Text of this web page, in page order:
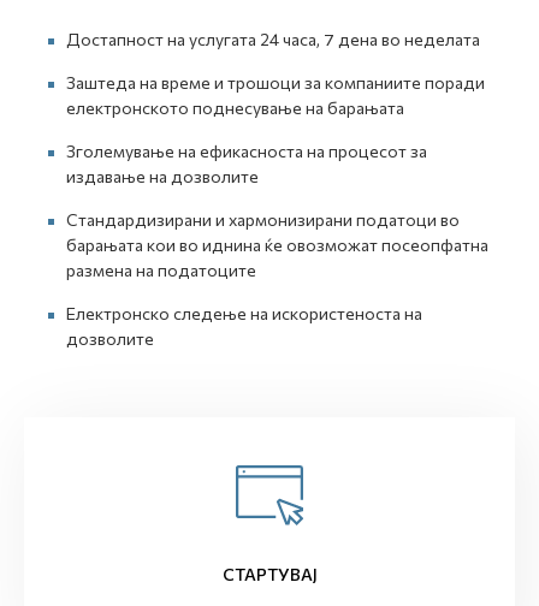
Достапност на услугата 24 часа, 7 дена во неделата
Заштеда на време и трошоци за компаниите поради
електронското поднесување на барањата
Зголемување на ефикасноста на процесот за
издавање на дозволите
Стандардизирани и хармонизирани податоци во
барањата кои во иднина ќе овозможат посеопфатна
размена на податоците
Електронско следење на искористеноста на
дозволите
СТАРТУВАЈ